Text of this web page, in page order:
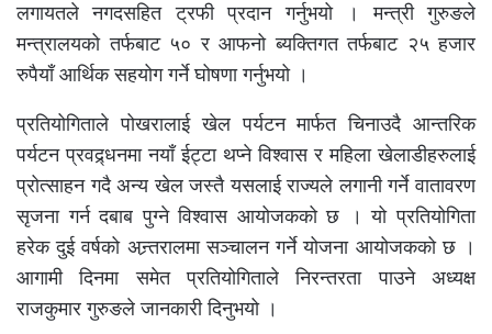
लगायतले नगदसहित ट्रफी प्रदान गर्नुभयो । मन्त्री गुरुङले
मन्त्रालयको तर्फबाट ५० र आफनो ब्यक्तिगत तर्फबाट २५ हजार
रुपैयाँ आर्थिक सहयोग गर्ने घोषणा गर्नुभयो ।
प्रतियोगिताले पोखरालाई खेल पर्यटन मार्फत चिनाउदै आन्तरिक
पर्यटन प्रवद्र्धनमा नयाँ ईट्टा थप्ने विश्वास र महिला खेलाडीहरुलाई
प्रोत्साहन गदै अन्य खेल जस्तै यसलाई राज्यले लगानी गर्ने वातावरण
सृजना गर्न दबाब पुग्ने विश्वास आयोजकको छ । यो प्रतियोगिता
हरेक दुई वर्षको अन्र्तरालमा सञ्चालन गर्ने योजना आयोजकको छ ।
आगामी दिनमा समेत प्रतियोगिताले निरन्तरता पाउने अध्यक्ष
राजकुमार गुरुङले जानकारी दिनुभयो ।